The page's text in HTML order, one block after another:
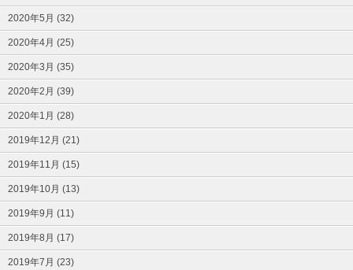
2020年5月 (32)
2020年4月 (25)
2020年3月 (35)
2020年2月 (39)
2020年1月 (28)
2019年12月 (21)
2019年11月 (15)
2019年10月 (13)
2019年9月 (11)
2019年8月 (17)
2019年7月 (23)